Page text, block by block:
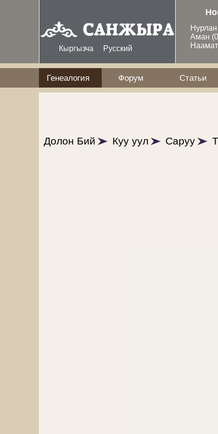
Кыргызча Русский
Аман
Генеалогия Форум Статьи
Долон Бий Куу уул Саруу